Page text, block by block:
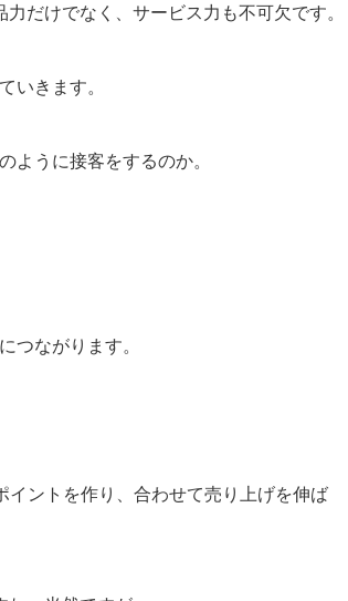
だけでなく、サービス力も不可欠です。
いきます。
ように接客をするのか。
つながります。
ントを作り、合わせて売り上げを伸ば